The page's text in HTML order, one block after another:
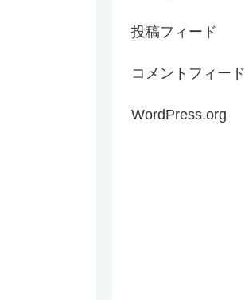
投稿フィード
コメントフィード
WordPress.org